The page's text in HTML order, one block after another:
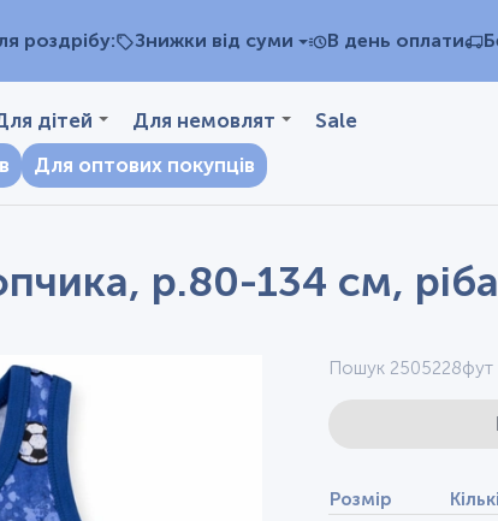
роздрібу: Знижки від суми В день оплати
дітей Для немовлят
Sale
Для оптових покупців
р.80-134 см,
Пошук 2505228фут
Розмір